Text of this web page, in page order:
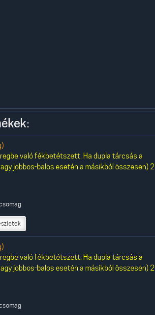
való fékbetétszett. Ha dupla tárcsás a
jobbos-balos esetén a másikból összesen) 2
való fékbetétszett. Ha dupla tárcsás a
jobbos-balos esetén a másikból összesen) 2